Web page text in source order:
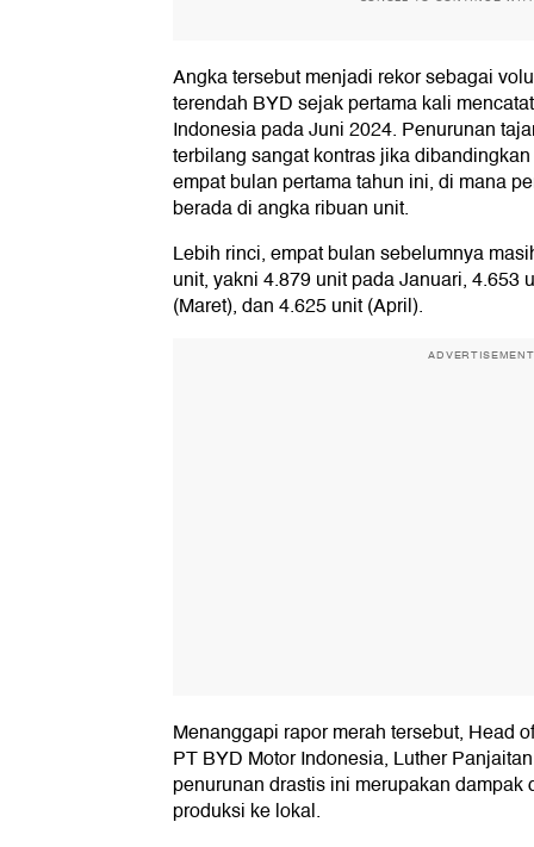
Angka tersebut menjadi rekor sebagai
terendah BYD sejak pertama kali
Indonesia pada Juni 2024. Penurunan
terbilang sangat kontras jika
empat bulan pertama tahun ini, di mana
berada di angka ribuan unit.
Lebih rinci, empat bulan sebelumnya
unit, yakni 4.879 unit pada Januari, 4.653
(Maret), dan 4.625 unit (April).
ADVERTISEMENT
Menanggapi rapor merah tersebut, Head
PT BYD Motor Indonesia, Luther
penurunan drastis ini merupakan dampak
produksi ke lokal.